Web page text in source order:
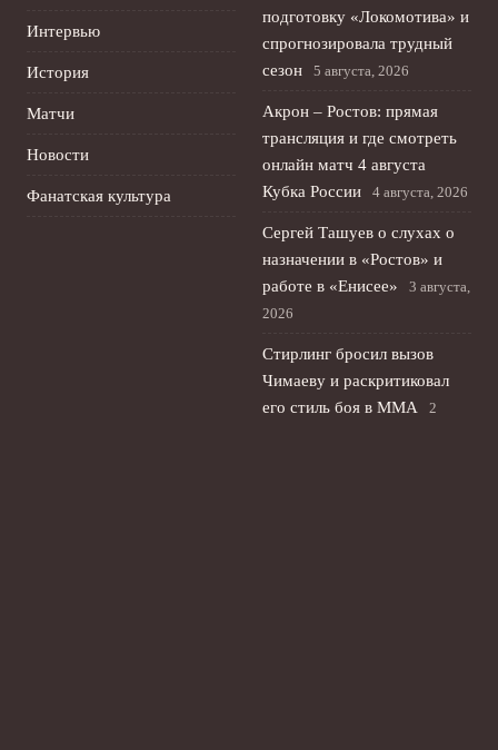
Интервью
История
Матчи
Новости
Фанатская культура
подготовку «Локомотива» и
спрогнозировала трудный
сезон
5 августа, 2026
Акрон – Ростов: прямая
трансляция и где смотреть
онлайн матч 4 августа
Кубка России
4 августа, 2026
Сергей Ташуев о слухах о
назначении в «Ростов» и
работе в «Енисее»
3 августа,
2026
Стирлинг бросил вызов
Чимаеву и раскритиковал
его стиль боя в ММА
2